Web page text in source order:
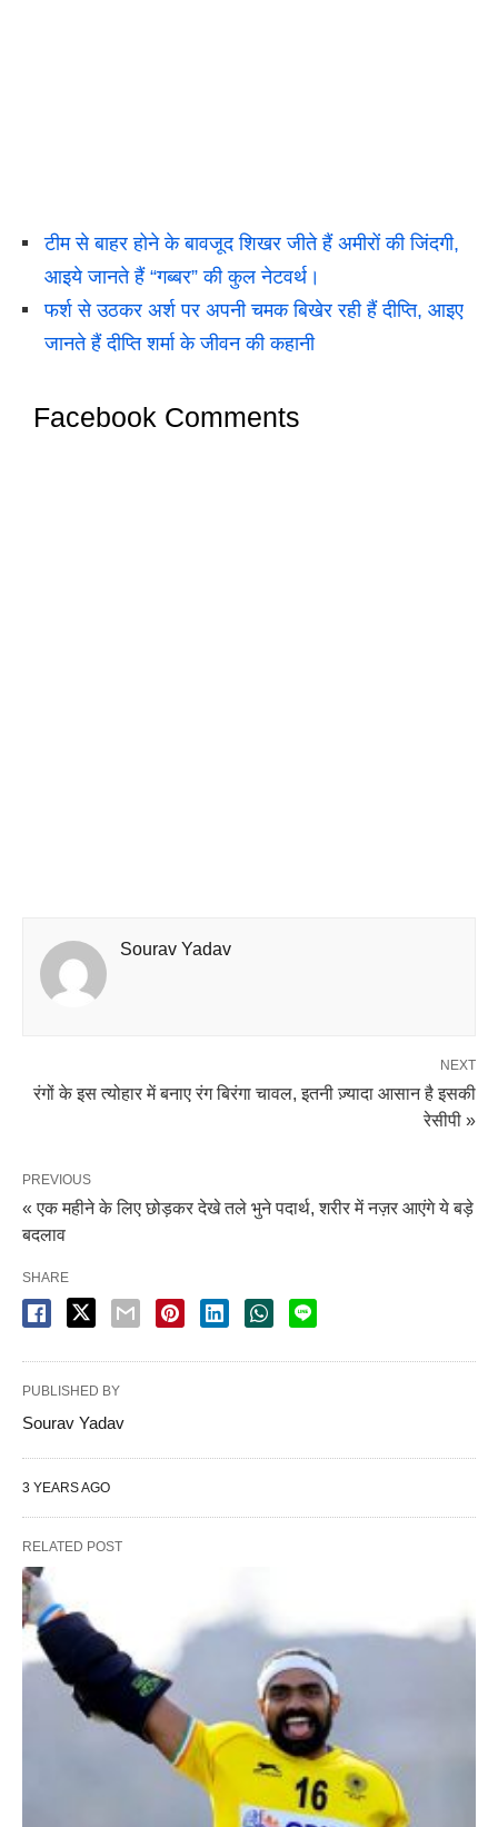
टीम से बाहर होने के बावजूद शिखर जीते हैं अमीरों की जिंदगी,
आइये जानते हैं “गब्बर” की कुल नेटवर्थ।
फर्श से उठकर अर्श पर अपनी चमक बिखेर रही हैं दीप्ति, आइए
जानते हैं दीप्ति शर्मा के जीवन की कहानी
Facebook Comments
Sourav Yadav
NEXT
रंगों के इस त्योहार में बनाए रंग बिरंगा चावल, इतनी ज़्यादा आसान है इसकी
रेसीपी »
PREVIOUS
« एक महीने के लिए छोड़कर देखे तले भुने पदार्थ, शरीर में नज़र आएंगे ये बड़े
बदलाव
SHARE
PUBLISHED BY
Sourav Yadav
3 YEARS AGO
RELATED POST